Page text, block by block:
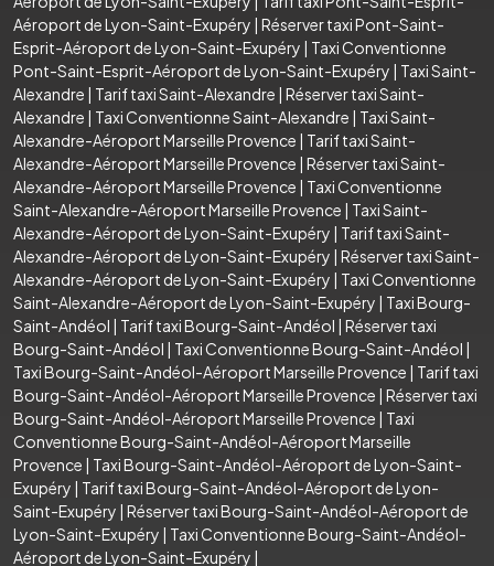
Aéroport de Lyon-Saint-Exupéry | Réserver taxi Pont-Saint-
Esprit-Aéroport de Lyon-Saint-Exupéry | Taxi Conventionne
Pont-Saint-Esprit-Aéroport de Lyon-Saint-Exupéry | Taxi Saint-
Alexandre | Tarif taxi Saint-Alexandre | Réserver taxi Saint-
Alexandre | Taxi Conventionne Saint-Alexandre | Taxi Saint-
Alexandre-Aéroport Marseille Provence | Tarif taxi Saint-
Alexandre-Aéroport Marseille Provence | Réserver taxi Saint-
Alexandre-Aéroport Marseille Provence | Taxi Conventionne
Saint-Alexandre-Aéroport Marseille Provence | Taxi Saint-
Alexandre-Aéroport de Lyon-Saint-Exupéry | Tarif taxi Saint-
Alexandre-Aéroport de Lyon-Saint-Exupéry | Réserver taxi Saint-
Alexandre-Aéroport de Lyon-Saint-Exupéry | Taxi Conventionne
Saint-Alexandre-Aéroport de Lyon-Saint-Exupéry | Taxi Bourg-
Saint-Andéol | Tarif taxi Bourg-Saint-Andéol | Réserver taxi
Bourg-Saint-Andéol | Taxi Conventionne Bourg-Saint-Andéol |
Taxi Bourg-Saint-Andéol-Aéroport Marseille Provence | Tarif taxi
Bourg-Saint-Andéol-Aéroport Marseille Provence | Réserver taxi
Bourg-Saint-Andéol-Aéroport Marseille Provence | Taxi
Conventionne Bourg-Saint-Andéol-Aéroport Marseille
Provence | Taxi Bourg-Saint-Andéol-Aéroport de Lyon-Saint-
Exupéry | Tarif taxi Bourg-Saint-Andéol-Aéroport de Lyon-
Saint-Exupéry | Réserver taxi Bourg-Saint-Andéol-Aéroport de
Lyon-Saint-Exupéry | Taxi Conventionne Bourg-Saint-Andéol-
Aéroport de Lyon-Saint-Exupéry |